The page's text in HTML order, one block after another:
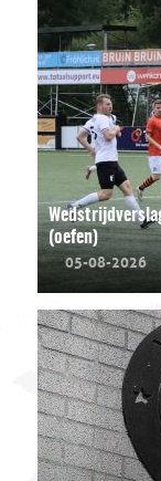
(oefen)
05-08-2026